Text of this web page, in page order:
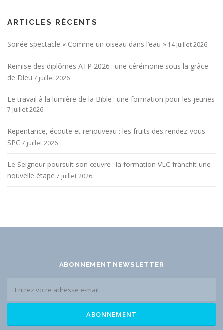
ARTICLES RÉCENTS
Soirée spectacle « Comme un oiseau dans l’eau » 14 juillet 2026
Remise des diplômes ATP 2026 : une cérémonie sous la grâce
de Dieu 7 juillet 2026
Le travail à la lumière de la Bible : une formation pour les jeunes
7 juillet 2026
Repentance, écoute et renouveau : les fruits des rendez-vous
SPC 7 juillet 2026
Le Seigneur poursuit son œuvre : la formation VLC franchit une
nouvelle étape 7 juillet 2026
ABONNEMENT NEWSLETTER